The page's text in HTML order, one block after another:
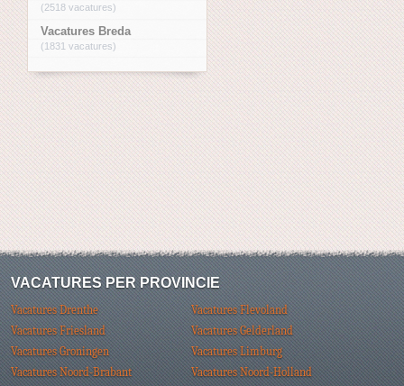
(2518 vacatures)
Vacatures Breda
(1831 vacatures)
VACATURES PER PROVINCIE
Vacatures Drenthe
Vacatures Flevoland
Vacatures Friesland
Vacatures Gelderland
Vacatures Groningen
Vacatures Limburg
Vacatures Noord-Brabant
Vacatures Noord-Holland